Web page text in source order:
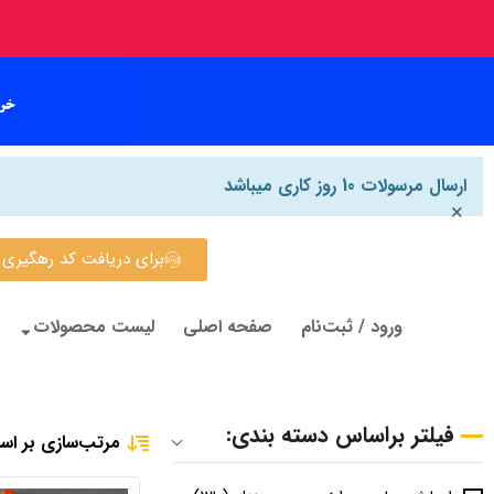
ارسال مرسولات 10 روز کاری میباشد
×
برای دریافت کد رهگیری روی
ورود / ثبت‌نام صفحه اصلی لیست محصولات
فیلتر براساس دسته بندی: مرتب‌سازی بر